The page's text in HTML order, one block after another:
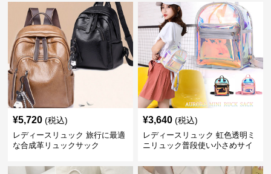
¥5,720 (税込)
レディースリュック 旅行に最適
な合成革リュックサック
¥3,640 (税込)
レディースリュック 虹色透明ミ
ニリュック普段使い小さめサイ